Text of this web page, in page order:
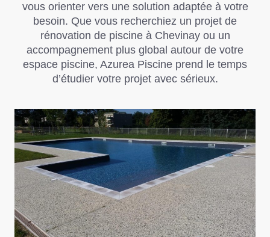
vous orienter vers une solution adaptée à votre
besoin. Que vous recherchiez un projet de
rénovation de piscine à Chevinay ou un
accompagnement plus global autour de votre
espace piscine, Azurea Piscine prend le temps
d’étudier votre projet avec sérieux.